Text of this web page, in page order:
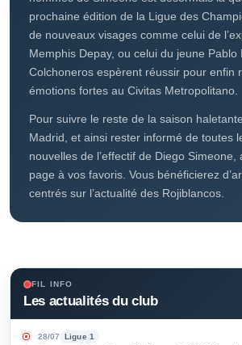
Eliminé de la Coupe du Roi, éliminé
compétitions européennes dès le mois de
l’Atlético de Madrid n’est pas non plus
la course au titre en Liga. Tandis que le
hommes de Simeone est désormais la
prochaine édition de la Ligue des
de nouveaux visages comme celui de
Memphis Depay, ou celui du jeune Pablo
Colchoneros espèrent réussir pour enfin
émotions fortes au Civitas Metropolitano.
Pour suivre le reste de la saison
page à vos favoris. Vous bénéficierez
centrés sur l’actualité des Rojiblancos.